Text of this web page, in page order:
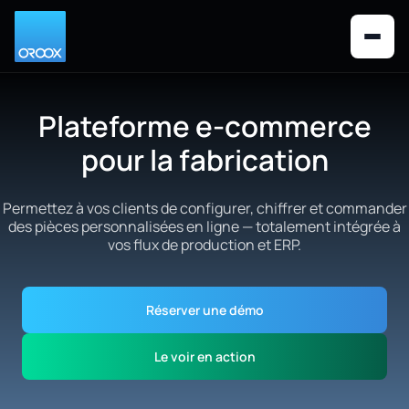
Plateforme e-commerce
pour la fabrication
Permettez à vos clients de configurer, chiffrer et commander
des pièces personnalisées en ligne — totalement intégrée à
vos flux de production et ERP.
Réserver une démo
Le voir en action